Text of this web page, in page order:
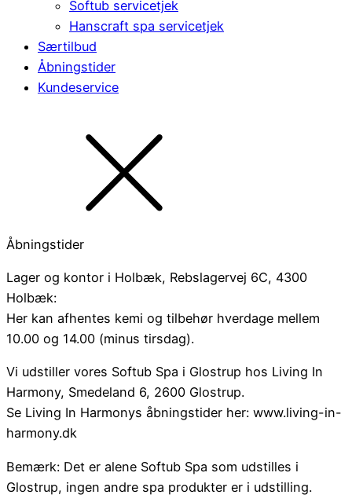
Softub servicetjek
Hanscraft spa servicetjek
Særtilbud
Åbningstider
Kundeservice
Åbningstider
Lager og kontor i Holbæk, Rebslagervej 6C, 4300
Holbæk:
Her kan afhentes kemi og tilbehør hverdage mellem
10.00 og 14.00 (minus tirsdag).
Vi udstiller vores Softub Spa i Glostrup hos Living In
Harmony, Smedeland 6, 2600 Glostrup.
Se Living In Harmonys åbningstider her: www.living-in-
harmony.dk
Bemærk: Det er alene Softub Spa som udstilles i
Glostrup, ingen andre spa produkter er i udstilling.